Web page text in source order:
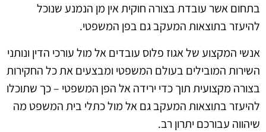
בתחום אשר עובדת בצורה חוקית אין מן הנמנע שנוכל
להיעזר בתוצאות המעקב גם בפן המשפטי.
אנשי המקצוע של אגוז פלוס עובדים אל מול עורכי הדין ונותני
השירות המובילים בעולם המשפטי ומבצעים את כל החקירות
בצורה מקצועית תוך כדי ירידה אל הפן המשפטי – כך שתוכלו
להיעזר בתוצאות המעקב גם אל מול כתלי בית המשפט מה
שיהווה עבורכם יתרון רב.